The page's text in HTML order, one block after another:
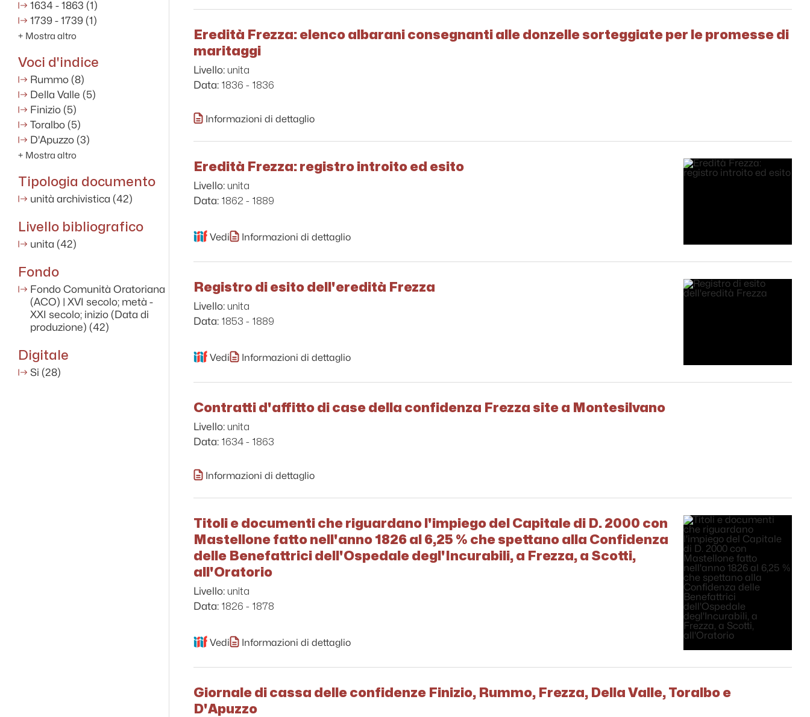
1634 - 1863 (1)
1739 - 1739 (1)
+ Mostra altro
Voci d'indice
Rummo (8)
Della Valle (5)
Finizio (5)
Toralbo (5)
D'Apuzzo (3)
+ Mostra altro
Tipologia documento
unità archivistica (42)
Livello bibliografico
unita (42)
Fondo
Fondo Comunità Oratoriana
(ACO) | XVI secolo; metà -
XXI secolo; inizio (Data di
produzione) (42)
Digitale
Si (28)
Eredità Frezza: elenco albarani consegnanti alle donzelle sorteggiate per le promesse di
maritaggi
Livello: unita
Data: 1836 - 1836
Informazioni di dettaglio
Eredità Frezza: registro introito ed esito
Livello: unita
Data: 1862 - 1889
Vedi Informazioni di dettaglio
Registro di esito dell'eredità Frezza
Livello: unita
Data: 1853 - 1889
Vedi Informazioni di dettaglio
Contratti d'affitto di case della confidenza Frezza site a Montesilvano
Livello: unita
Data: 1634 - 1863
Informazioni di dettaglio
Titoli e documenti che riguardano l'impiego del Capitale di D. 2000 con
Mastellone fatto nell'anno 1826 al 6,25 % che spettano alla Confidenza
delle Benefattrici dell'Ospedale degl'Incurabili, a Frezza, a Scotti,
all'Oratorio
Livello: unita
Data: 1826 - 1878
Vedi Informazioni di dettaglio
Giornale di cassa delle confidenze Finizio, Rummo, Frezza, Della Valle, Toralbo e
D'Apuzzo